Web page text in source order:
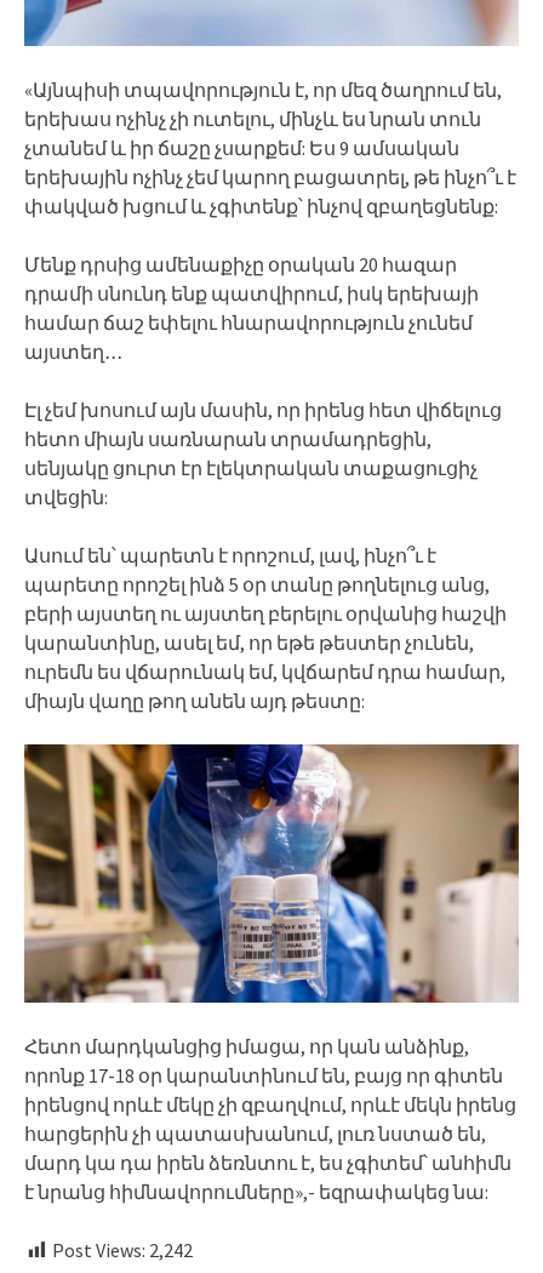
«Այնպիսի տպավորություն է, որ մեզ ծաղրում են,
երեխաս ոչինչ չի ուտելու, մինչև ես նրան տուն
չտանեմ և իր ճաշը չսարքեմ: Ես 9 ամսական
երեխային ոչինչ չեմ կարող բացատրել, թե ինչո՞ւ է
փակված խցում և չգիտենք՝ ինչով զբաղեցնենք:
Մենք դրսից ամենաքիչը օրական 20 հազար
դրամի սնունդ ենք պատվիրում, իսկ երեխայի
համար ճաշ եփելու հնարավորություն չունեմ
այստեղ․․․
Էլ չեմ խոսում այն մասին, որ իրենց հետ վիճելուց
հետո միայն սառնարան տրամադրեցին,
սենյակը ցուրտ էր էլեկտրական տաքացուցիչ
տվեցին:
Ասում են՝ պարետն է որոշում, լավ, ինչո՞ւ է
պարետը որոշել ինձ 5 օր տանը թողնելուց անց,
բերի այստեղ ու այստեղ բերելու օրվանից հաշվի
կարանտինը, ասել եմ, որ եթե թեստեր չունեն,
ուրեմն ես վճարունակ եմ, կվճարեմ դրա համար,
միայն վաղը թող անեն այդ թեստը:
Հետո մարդկանցից իմացա, որ կան անձինք,
որոնք 17-18 օր կարանտինում են, բայց որ գիտեն
իրենցով որևէ մեկը չի զբաղվում, որևէ մեկն իրենց
հարցերին չի պատասխանում, լուռ նստած են,
մարդ կա դա իրեն ձեռնտու է, ես չգիտեմ՝ անհիմն
է նրանց հիմնավորումները»,- եզրափակեց նա:
Post Views: 2,242